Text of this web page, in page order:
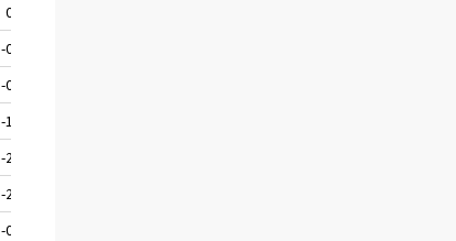
0,7
-0,4
-0,9
-1,8
-2,7
-2,1
-0,4